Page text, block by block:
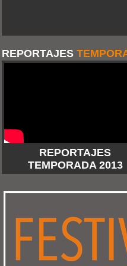
REPORTAJES
REPORTAJES
TEMPORADA 2013